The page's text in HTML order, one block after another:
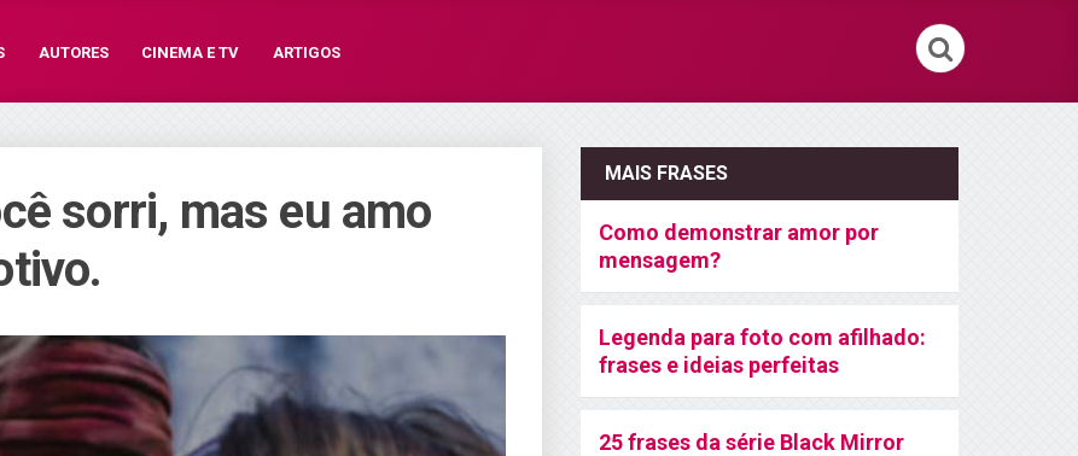
AUTORES CINEMA E TV ARTIGOS
sorri, mas eu amo
MAIS FRASES
Como demonstrar amor por
mensagem?
Legenda para foto com afilhado:
frases e ideias perfeitas
25 frases da série Black Mirror